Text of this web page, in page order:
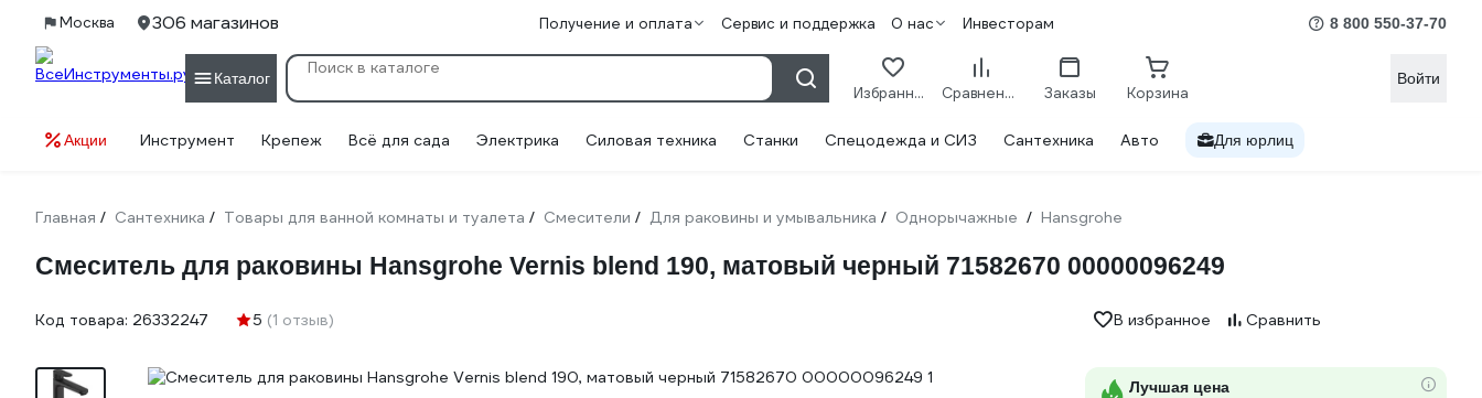
Москва 306 магазинов Получение и оплата Сервис и поддержка О нас Инвесторам 8 800 550-37-70
Каталог
Избранное Сравнение Заказы Корзина
Войти
Акции Инструмент Крепеж Всё для сада Электрика Силовая техника Станки Спецодежда и СИЗ Сантехника Авто Для юрлиц
Главная / Сантехника / Товары для ванной комнаты и туалета / Смесители / Для раковины и умывальника / Однорычажные / Hansgrohe
Смеситель для раковины Hansgrohe Vernis blend 190, матовый черный 71582670 00000096249
Код товара: 26332247 5 (1 отзыв) В избранное Сравнить
Лучшая цена